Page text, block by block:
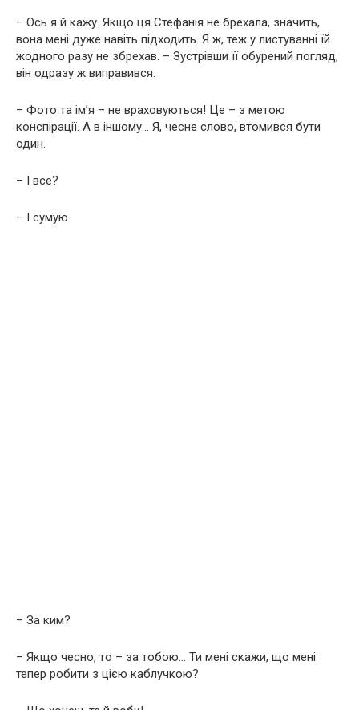
– Ось я й кажу. Якщо ця Стефанія не брехала, значить,
вона мені дуже навіть підходить. Я ж, теж у листуванні їй
жодного разу не збрехав. – Зустрівши її обурений погляд,
він одразу ж виправився.
– Фото та ім’я – не враховуються! Це – з метою
конспірації. А в іншому… Я, чесне слово, втомився бути
один.
– І все?
– І сумую.
– За ким?
– Якщо чесно, то – за тобою… Ти мені скажи, що мені
тепер робити з цією каблучкою?